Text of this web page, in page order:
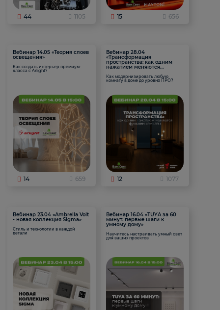
44 1105 15 656
Вебинар 14.05 «Теория слоев
освещения»
Как создать интерьер премиум-
класса с Arlight?
14 659
Вебинар 28.04
«Трансформация
пространства: как одним
нажатием меняются
Как модернизировать любую
комнату в доме до уровня ПРО?
12 1077
Вебинар 23.04 «Ambrella Volt
- новая коллекция Sigma»
Стиль и технологии в каждой
детали
Вебинар 16.04 «TUYA за 60
минут: первые шаги к
умному дому»
Научитесь настраивать умный свет
для ваших проектов